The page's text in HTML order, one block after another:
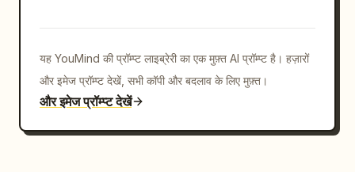
यह YouMind की प्रॉम्प्ट लाइब्रेरी का एक मुफ़्त AI प्रॉम्प्ट है। हज़ारों
और इमेज प्रॉम्प्ट देखें, सभी कॉपी और बदलाव के लिए मुफ़्त।
और इमेज प्रॉम्प्ट देखें